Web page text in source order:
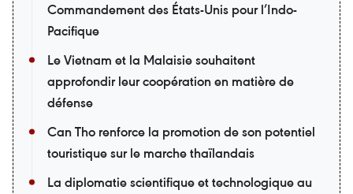
Commandement des États-Unis pour l’Indo-
Pacifique
Le Vietnam et la Malaisie souhaitent
approfondir leur coopération en matière de
défense
Can Tho renforce la promotion de son potentiel
touristique sur le marche thaïlandais
La diplomatie scientifique et technologique au